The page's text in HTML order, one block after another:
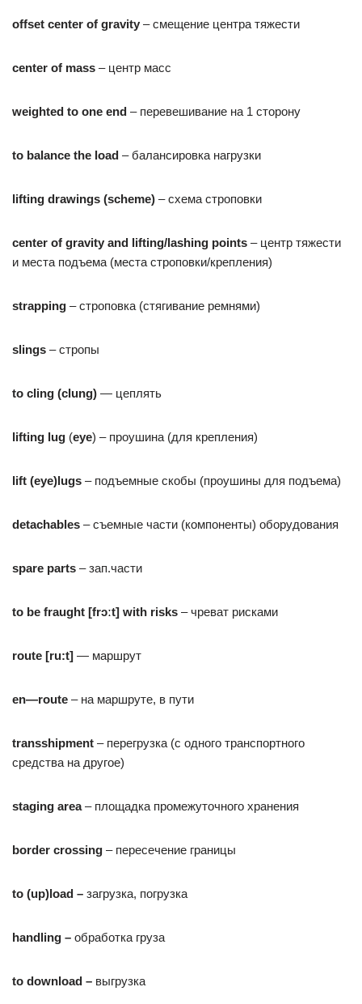
offset center of gravity – смещение центра тяжести
center of mass – центр масс
weighted to one end – перевешивание на 1 сторону
to balance the load – балансировка нагрузки
lifting drawings (scheme) – схема строповки
center of gravity and lifting/lashing points – центр тяжести
и места подъема (места строповки/крепления)
strapping – строповка (стягивание ремнями)
slings – стропы
to cling (clung) — цеплять
lifting lug (eye) – проушина (для крепления)
lift (eye)lugs – подъемные скобы (проушины для подъема)
detachables – съемные части (компоненты) оборудования
spare parts – зап.части
to be fraught [frɔːt] with risks – чреват рисками
route [ru:t] — маршрут
en—route – на маршруте, в пути
transshipment – перегрузка (с одного транспортного
средства на другое)
staging area– площадка промежуточного хранения
border crossing – пересечение границы
to (up)load – загрузка, погрузка
handling – обработка груза
to download – выгрузка